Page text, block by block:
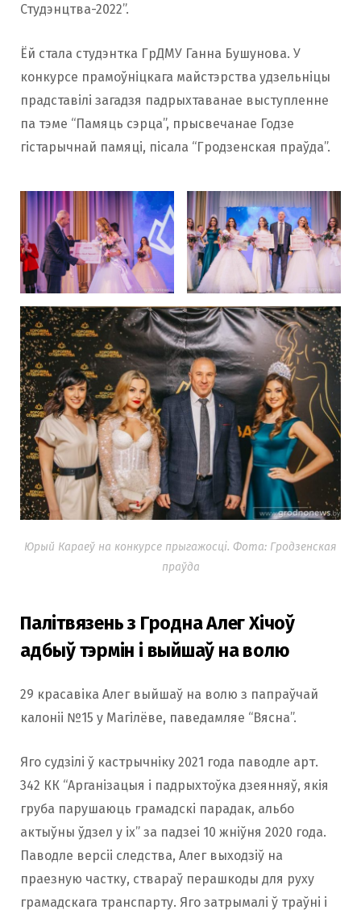
Студэнцтва-2022”.
Ёй стала студэнтка ГрДМУ Ганна Бушунова. У
конкурсе прамоўніцкага майстэрства удзельніцы
прадставілі загадзя падрыхтаванае выступленне
па тэме “Памяць сэрца”, прысвечанае Годзе
гістарычнай памяці, пісала “Гродзенская праўда”.
Юрый Караеў на конкурсе прыгажосці. Фота: Гродзенская
праўда
Палітвязень з Гродна Алег Хічоў
адбыў тэрмін і выйшаў на волю
29 красавіка Алег выйшаў на волю з папраўчай
калоніі №15 у Магілёве, паведамляе “Вясна”.
Яго судзілі ў кастрычніку 2021 года паводле арт.
342 КК “Арганізацыя і падрыхтоўка дзеянняў, якія
груба парушаюць грамадскі парадак, альбо
актыўны ўдзел у іх” за падзеі 10 жніўня 2020 года.
Паводле версіі следства, Алег выходзіў на
праезную частку, ствараў перашкоды для руху
грамадскага транспарту. Яго затрымалі ў траўні і